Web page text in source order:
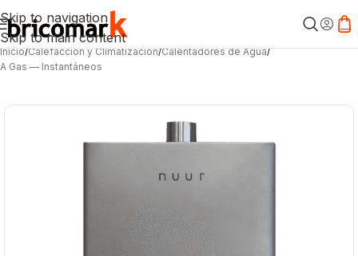
Skip to navigation
Skip to main content
Inicio/Calefacción y Climatización/Calentadores de Agua/
A Gas — Instantáneos